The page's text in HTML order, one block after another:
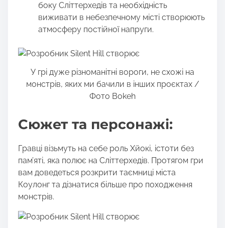
боку Сліттерхедів та необхідність
виживати в небезпечному місті створюють
атмосферу постійної напруги.
У грі дуже різноманітні вороги, не схожі на
монстрів, яких ми бачили в інших проєктах /
Фото Bokeh
Сюжет та персонажі:
Гравці візьмуть на себе роль Хйокі, істоти без
пам’яті, яка полює на Сліттерхедів. Протягом гри
вам доведеться розкрити таємниці міста
Коулонг та дізнатися більше про походження
монстрів.